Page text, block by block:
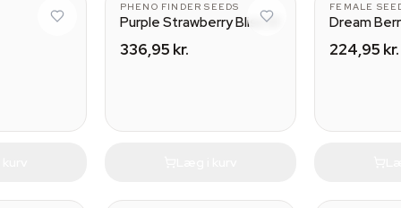
PHENO FINDER SEEDS
Purple Strawberry Bliss S1
336,95 kr.
FEMALE
Dream
224,95 kr.